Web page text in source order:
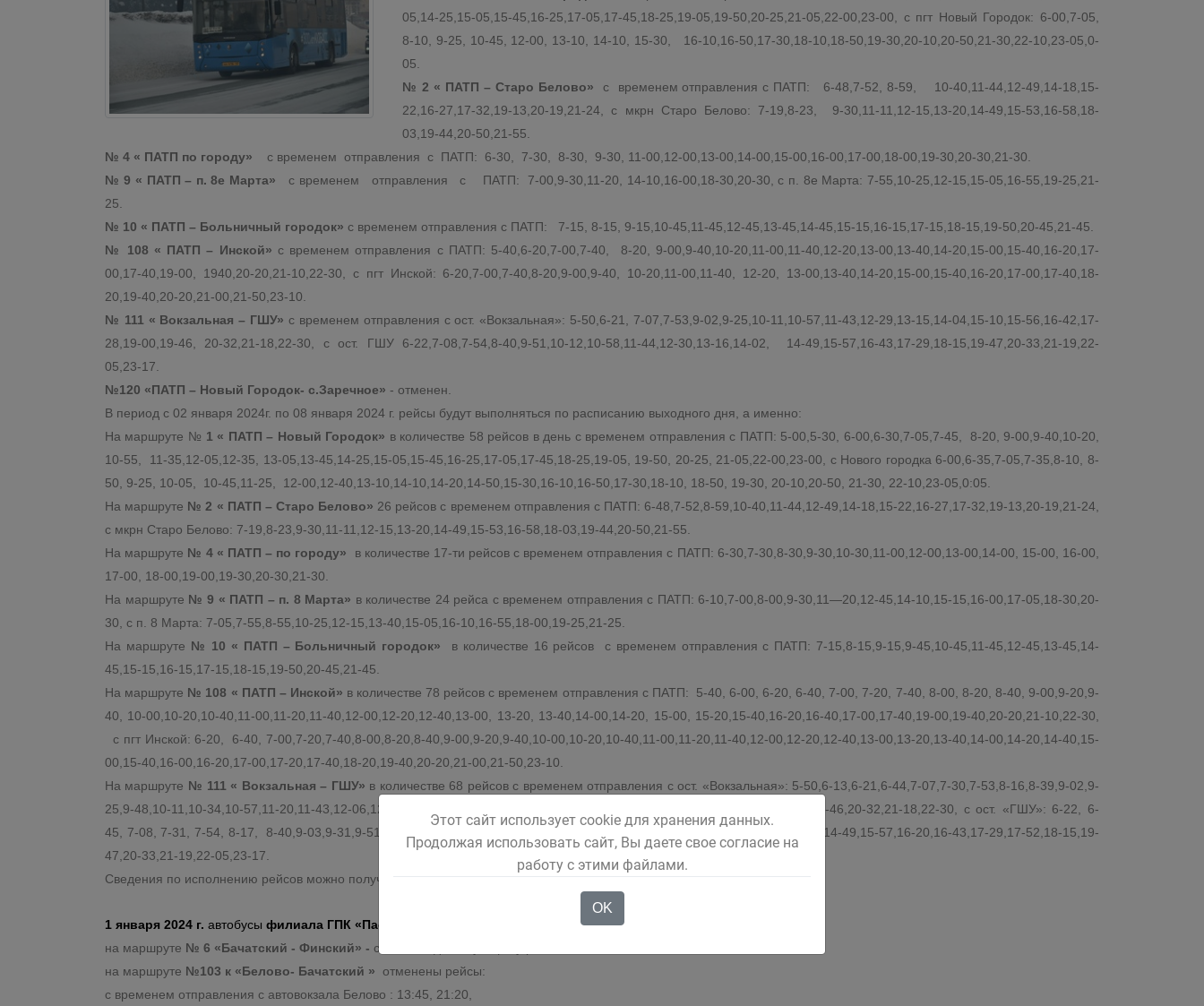
05,14-25,15-05,15-45,16-25,17-05,17-45,18-25,19-05,19-50,20-25,21-05,22-00,23-00, с пгт Новый Городок: 6-00,7-05,
8-10, 9-25, 10-45, 12-00, 13-10, 14-10, 15-30, 16-10,16-50,17-30,18-10,18-50,19-30,20-10,20-50,21-30,22-10,23-05,0-
05.
№ 2 « ПАТП – Старо Белово» с временем отправления с ПАТП: 6-48,7-52, 8-59, 10-40,11-44,12-49,14-18,15-
22,16-27,17-32,19-13,20-19,21-24, с мкрн Старо Белово: 7-19,8-23, 9-30,11-11,12-15,13-20,14-49,15-53,16-58,18-
03,19-44,20-50,21-55.
№ 4 « ПАТП по городу» с временем отправления с ПАТП: 6-30, 7-30, 8-30, 9-30, 11-00,12-00,13-00,14-00,15-00,16-00,17-00,18-00,19-30,20-30,21-30.
№ 9 « ПАТП – п. 8е Марта» с временем отправления с ПАТП: 7-00,9-30,11-20, 14-10,16-00,18-30,20-30, с п. 8е Марта: 7-55,10-25,12-15,15-05,16-55,19-25,21-
25.
№ 10 « ПАТП – Больничный городок» с временем отправления с ПАТП: 7-15, 8-15, 9-15,10-45,11-45,12-45,13-45,14-45,15-15,16-15,17-15,18-15,19-50,20-45,21-45.
№ 108 « ПАТП – Инской» с временем отправления с ПАТП: 5-40,6-20,7-00,7-40, 8-20, 9-00,9-40,10-20,11-00,11-40,12-20,13-00,13-40,14-20,15-00,15-40,16-20,17-
00,17-40,19-00, 1940,20-20,21-10,22-30, с пгт Инской: 6-20,7-00,7-40,8-20,9-00,9-40, 10-20,11-00,11-40, 12-20, 13-00,13-40,14-20,15-00,15-40,16-20,17-00,17-40,18-
20,19-40,20-20,21-00,21-50,23-10.
№ 111 « Вокзальная – ГШУ» с временем отправления с ост. «Вокзальная»: 5-50,6-21, 7-07,7-53,9-02,9-25,10-11,10-57,11-43,12-29,13-15,14-04,15-10,15-56,16-42,17-
28,19-00,19-46, 20-32,21-18,22-30, с ост. ГШУ 6-22,7-08,7-54,8-40,9-51,10-12,10-58,11-44,12-30,13-16,14-02, 14-49,15-57,16-43,17-29,18-15,19-47,20-33,21-19,22-
05,23-17.
№120 «ПАТП – Новый Городок- с.Заречное» - отменен.
В период с 02 января 2024г. по 08 января 2024 г. рейсы будут выполняться по расписанию выходного дня, а именно:
На маршруте № 1 « ПАТП – Новый Городок» в количестве 58 рейсов в день с временем отправления с ПАТП: 5-00,5-30, 6-00,6-30,7-05,7-45, 8-20, 9-00,9-40,10-20,
10-55, 11-35,12-05,12-35, 13-05,13-45,14-25,15-05,15-45,16-25,17-05,17-45,18-25,19-05, 19-50, 20-25, 21-05,22-00,23-00, с Нового городка 6-00,6-35,7-05,7-35,8-10, 8-
50, 9-25, 10-05, 10-45,11-25, 12-00,12-40,13-10,14-10,14-20,14-50,15-30,16-10,16-50,17-30,18-10, 18-50, 19-30, 20-10,20-50, 21-30, 22-10,23-05,0:05.
На маршруте № 2 « ПАТП – Старо Белово» 26 рейсов с временем отправления с ПАТП: 6-48,7-52,8-59,10-40,11-44,12-49,14-18,15-22,16-27,17-32,19-13,20-19,21-24,
с мкрн Старо Белово: 7-19,8-23,9-30,11-11,12-15,13-20,14-49,15-53,16-58,18-03,19-44,20-50,21-55.
На маршруте № 4 « ПАТП – по городу» в количестве 17-ти рейсов с временем отправления с ПАТП: 6-30,7-30,8-30,9-30,10-30,11-00,12-00,13-00,14-00, 15-00, 16-00,
17-00, 18-00,19-00,19-30,20-30,21-30.
На маршруте № 9 « ПАТП – п. 8 Марта» в количестве 24 рейса с временем отправления с ПАТП: 6-10,7-00,8-00,9-30,11—20,12-45,14-10,15-15,16-00,17-05,18-30,20-
30, с п. 8 Марта: 7-05,7-55,8-55,10-25,12-15,13-40,15-05,16-10,16-55,18-00,19-25,21-25.
На маршруте № 10 « ПАТП – Больничный городок» в количестве 16 рейсов с временем отправления с ПАТП: 7-15,8-15,9-15,9-45,10-45,11-45,12-45,13-45,14-
45,15-15,16-15,17-15,18-15,19-50,20-45,21-45.
На маршруте № 108 « ПАТП – Инской» в количестве 78 рейсов с временем отправления с ПАТП: 5-40, 6-00, 6-20, 6-40, 7-00, 7-20, 7-40, 8-00, 8-20, 8-40, 9-00,9-20,9-
40, 10-00,10-20,10-40,11-00,11-20,11-40,12-00,12-20,12-40,13-00, 13-20, 13-40,14-00,14-20, 15-00, 15-20,15-40,16-20,16-40,17-00,17-40,19-00,19-40,20-20,21-10,22-30,
с пгт Инской: 6-20, 6-40, 7-00,7-20,7-40,8-00,8-20,8-40,9-00,9-20,9-40,10-00,10-20,10-40,11-00,11-20,11-40,12-00,12-20,12-40,13-00,13-20,13-40,14-00,14-20,14-40,15-
00,15-40,16-00,16-20,17-00,17-20,17-40,18-20,19-40,20-20,21-00,21-50,23-10.
На маршруте № 111 « Вокзальная – ГШУ» в количестве 68 рейсов с временем отправления с ост. «Вокзальная»: 5-50,6-13,6-21,6-44,7-07,7-30,7-53,8-16,8-39,9-02,9-
25,9-48,10-11,10-34,10-57,11-20,11-43,12-06,12-29,12-52,13-15,13-38,14-04,15-10,15-33,15-56,16-42,17-05,17-28,19-00,19-46,20-32,21-18,22-30, с ост. «ГШУ»: 6-22, 6-
45, 7-08, 7-31, 7-54, 8-17, 8-40,9-03,9-31,9-51,10-12,10-35,10-58,11-21,11-44,12-07,12-30,12-53,13-16,13-39,14-02,14-25,14-49,15-57,16-20,16-43,17-29,17-52,18-15,19-
47,20-33,21-19,22-05,23-17.
Сведения по исполнению рейсов можно получить у диспетчера филиала по телефону 8(38452)6-13-93, круглосуточно.
1 января 2024 г. автобусы филиала ГПК «Пассажиравтотранс» г. Гурьевск
будут работать в следующем режиме:
на маршруте № 6 «Бачатский - Финский» - согласно действующему расписанию;
на маршруте №103 к «Белово- Бачатский » отменены рейсы:
с временем отправления с автовокзала Белово : 13:45, 21:20,
Этот сайт использует cookie для хранения данных.
Продолжая использовать сайт, Вы даете свое согласие на
работу с этими файлами.
OK